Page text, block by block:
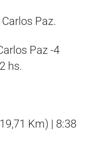
Paz.
Paz -4
hs.
Km) | 8:38